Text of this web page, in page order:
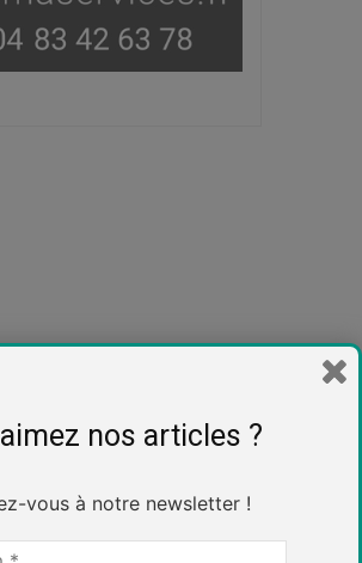
nos articles ?
vous à notre newsletter !